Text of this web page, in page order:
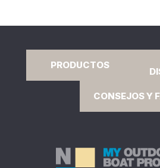
PRODUCTOS
CONSEJOS Y